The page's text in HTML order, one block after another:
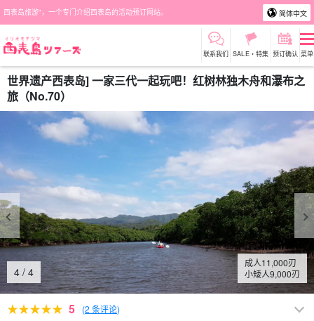
西表岛旅游"，一个专门介绍西表岛的活动预订网站。 简体中文
联系我们 SALE・特集 预订确认 菜单
世界遗产西表岛] 一家三代一起玩吧！红树林独木舟和瀑布之
旅（No.70）
4 / 4
成人11,000刃
小矮人9,000刃
5 (2 条评论)